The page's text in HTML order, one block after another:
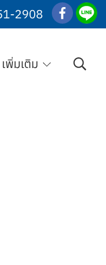
2908
เพิ่มเติม